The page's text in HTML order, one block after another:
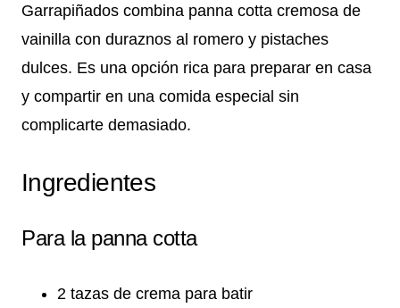
Garrapiñados combina panna cotta cremosa de
vainilla con duraznos al romero y pistaches
dulces. Es una opción rica para preparar en casa
y compartir en una comida especial sin
complicarte demasiado.
Ingredientes
Para la panna cotta
2 tazas de crema para batir